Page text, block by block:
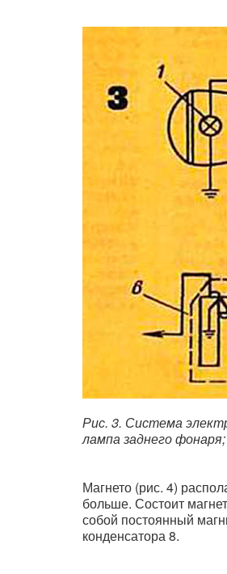
Рис. 3. Система
лампа заднего
Магнето (рис. 4)
больше. Состоит
собой постоянный
конденсатора 8.